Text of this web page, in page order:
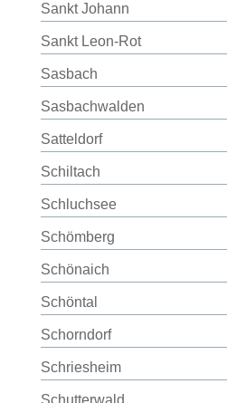
Sankt Johann
Sankt Leon-Rot
Sasbach
Sasbachwalden
Satteldorf
Schiltach
Schluchsee
Schömberg
Schönaich
Schöntal
Schorndorf
Schriesheim
Schutterwald